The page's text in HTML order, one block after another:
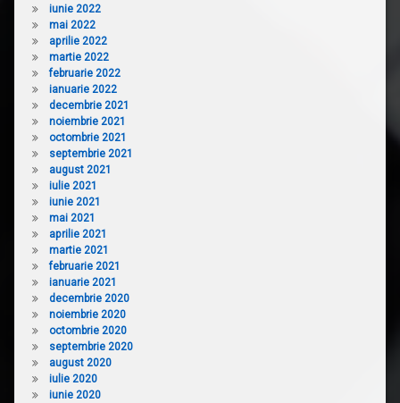
iunie 2022
mai 2022
aprilie 2022
martie 2022
februarie 2022
ianuarie 2022
decembrie 2021
noiembrie 2021
octombrie 2021
septembrie 2021
august 2021
iulie 2021
iunie 2021
mai 2021
aprilie 2021
martie 2021
februarie 2021
ianuarie 2021
decembrie 2020
noiembrie 2020
octombrie 2020
septembrie 2020
august 2020
iulie 2020
iunie 2020